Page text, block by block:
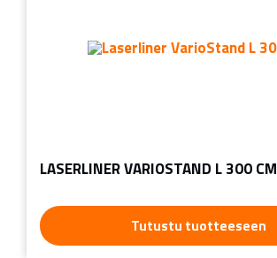
LASERLINER VARIOSTAND L 300 CM
Tutustu tuotteeseen